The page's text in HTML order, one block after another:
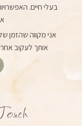
בעלי חיים.
אני מקווה שהזמן
אותך לעקוב